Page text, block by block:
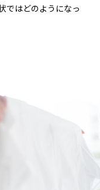
ではどのようになっ